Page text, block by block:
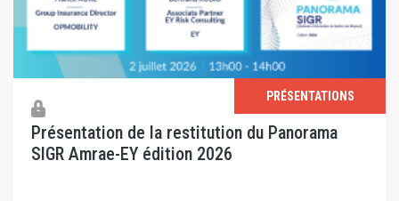
PRÉSENTATIONS
Présentation de la restitution du Panorama
SIGR Amrae-EY édition 2026